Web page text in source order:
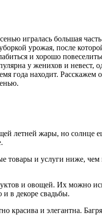
игралась большая часть
урожая, после
и хорошо
у женихов и невест,
года находит. Расскажем
летней жары, но солнце
товары и услуги ниже, чем
и овощей. Их можно
и в декоре свадьбы.
красива и элегантна.